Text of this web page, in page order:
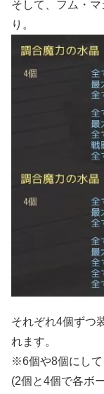
そして、フム・
り。
それぞれ4個ずつ
れます。
※6個や8個にして
(2個と4個で各ボ